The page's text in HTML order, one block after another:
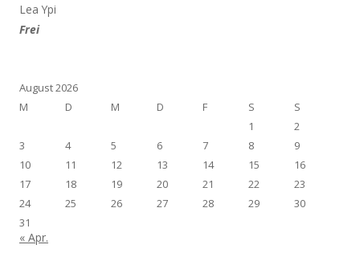
Lea Ypi
Frei
August 2026
M
D M D F S
S
1
2
3
4 5 6 7 8
9
10
11 12 13 14 15
16
17
18 19 20 21 22
23
24
25 26 27 28 29
30
31
« Apr.